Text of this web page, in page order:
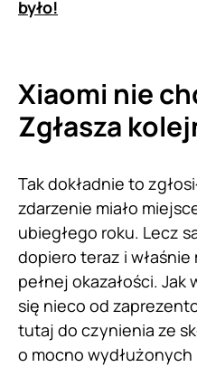
było!
Xiaomi nie
Zgłasza
Tak dokładnie to
zdarzenie miało
ubiegłego roku. Lecz
dopiero teraz i
pełnej okazałości.
się nieco od
tutaj do czynienia ze
o mocno